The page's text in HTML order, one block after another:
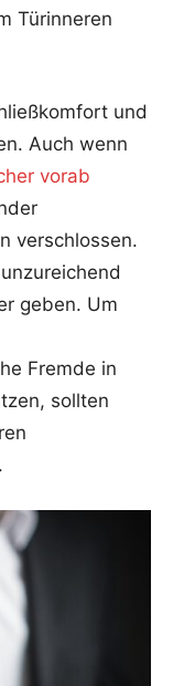
Türinneren
und
Auch wenn
vorab
verschlossen.
geben. Um
Fremde in
sollten